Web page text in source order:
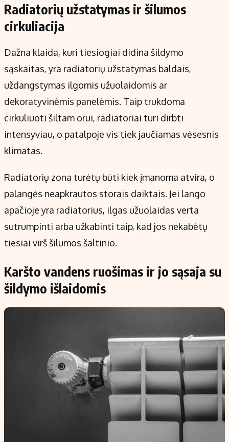
Radiatorių užstatymas ir šilumos
cirkuliacija
Dažna klaida, kuri tiesiogiai didina šildymo
sąskaitas, yra radiatorių užstatymas baldais,
uždangstymas ilgomis užuolaidomis ar
dekoratyvinėmis panelėmis. Taip trukdoma
cirkuliuoti šiltam orui, radiatoriai turi dirbti
intensyviau, o patalpoje vis tiek jaučiamas vėsesnis
klimatas.
Radiatorių zona turėtų būti kiek įmanoma atvira, o
palangės neapkrautos storais daiktais. Jei lango
apačioje yra radiatorius, ilgas užuolaidas verta
sutrumpinti arba užkabinti taip, kad jos nekabėtų
tiesiai virš šilumos šaltinio.
Karšto vandens ruošimas ir jo sąsaja su
šildymo išlaidomis